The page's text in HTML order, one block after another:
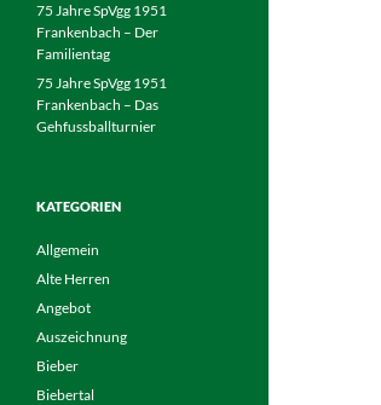
75 Jahre SpVgg 1951
Frankenbach – Der
Familientag
75 Jahre SpVgg 1951
Frankenbach – Das
Gehfussballturnier
KATEGORIEN
Allgemein
Alte Herren
Angebot
Auszeichnung
Bieber
Biebertal